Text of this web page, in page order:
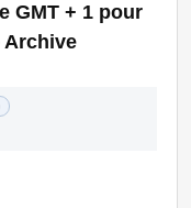
GMT + 1 pour
Archive